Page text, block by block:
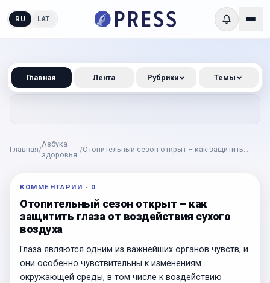
RU LAT
Главная/
Азбука
здоровья
/Отопительный сезон открыт – как защитить
КОММЕНТАРИИ · 0
Отопительный сезон открыт – как
защитить глаза от воздействия сухого
воздуха
Глаза являются одним из важнейших органов чувств, и
они особенно чувствительны к изменениям
окружающей среды, в том числе к воздействию
Главная Лента Рубрики Темы